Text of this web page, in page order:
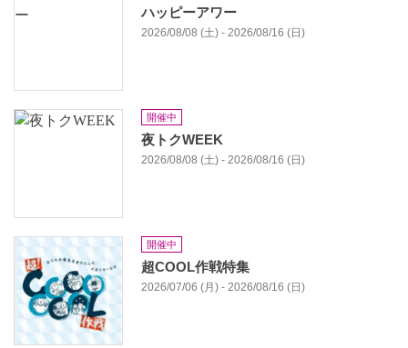
ハッピーアワー
2026/08/08 (土) - 2026/08/16 (日)
開催中
夜トクWEEK
2026/08/08 (土) - 2026/08/16 (日)
開催中
超COOL作戦特集
2026/07/06 (月) - 2026/08/16 (日)